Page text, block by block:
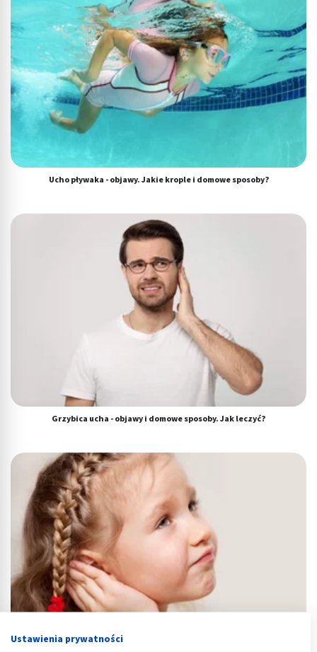
Ucho pływaka - objawy. Jakie krople i domowe sposoby?
Grzybica ucha - objawy i domowe sposoby. Jak leczyć?
Ustawienia prywatności